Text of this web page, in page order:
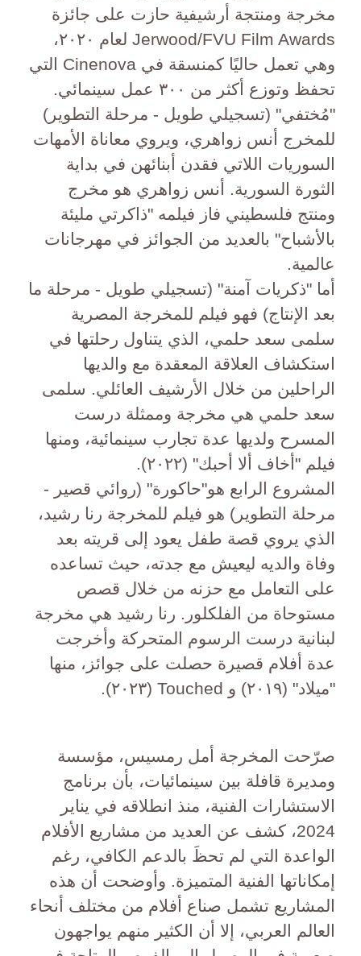
مخرجة ومنتجة أرشيفية حازت على جائزة
Jerwood/FVU Film Awards لعام ٢٠٢٠،
وهي تعمل حاليًا كمنسقة في Cinenova التي
تحفظ وتوزع أكثر من ٣٠٠ عمل سينمائي.
"مُختفي" (تسجيلي طويل - مرحلة التطوير)
للمخرج أنس زواهري، ويروي معاناة الأمهات
السوريات اللاتي فقدن أبنائهن في بداية
الثورة السورية. أنس زواهري هو مخرج
ومنتج فلسطيني فاز فيلمه "ذاكرتي مليئة
بالأشباح" بالعديد من الجوائز في مهرجانات
عالمية.
أما "ذكريات آمنة" (تسجيلي طويل - مرحلة ما
بعد الإنتاج) فهو فيلم للمخرجة المصرية
سلمى سعد حلمي، الذي يتناول رحلتها في
استكشاف العلاقة المعقدة مع والديها
الراحلين من خلال الأرشيف العائلي. سلمى
سعد حلمي هي مخرجة وممثلة درست
المسرح ولديها عدة تجارب سينمائية، ومنها
فيلم "أخاف ألا أحبك" (٢٠٢٢).
المشروع الرابع هو"حاكورة" (روائي قصير -
مرحلة التطوير) هو فيلم للمخرجة رنا رشيد،
الذي يروي قصة طفل يعود إلى قريته بعد
وفاة والديه ليعيش مع جدته، حيث تساعده
على التعامل مع حزنه من خلال قصص
مستوحاة من الفلكلور. رنا رشيد هي مخرجة
لبنانية درست الرسوم المتحركة وأخرجت
عدة أفلام قصيرة حصلت على جوائز، منها
"ميلاد" (٢٠١٩) و Touched (٢٠٢٣).
صرّحت المخرجة أمل رمسيس، مؤسسة
ومديرة قافلة بين سينمائيات، بأن برنامج
الاستشارات الفنية، منذ انطلاقه في يناير
2024، كشف عن العديد من مشاريع الأفلام
الواعدة التي لم تحظَ بالدعم الكافي، رغم
إمكاناتها الفنية المتميزة. وأوضحت أن هذه
المشاريع تشمل صناع أفلام من مختلف أنحاء
العالم العربي، إلا أن الكثير منهم يواجهون